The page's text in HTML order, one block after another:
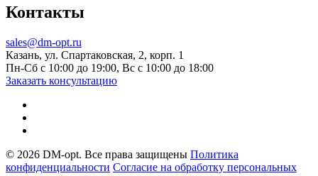
Контакты
sales@dm-opt.ru
Казань, ул. Спартаковская, 2, корп. 1
Пн-Сб с 10:00 до 19:00, Вс с 10:00 до 18:00
Заказать консультацию
© 2026 DM-opt. Все права защищены Политика
конфиденциальности Согласие на обработку персональных